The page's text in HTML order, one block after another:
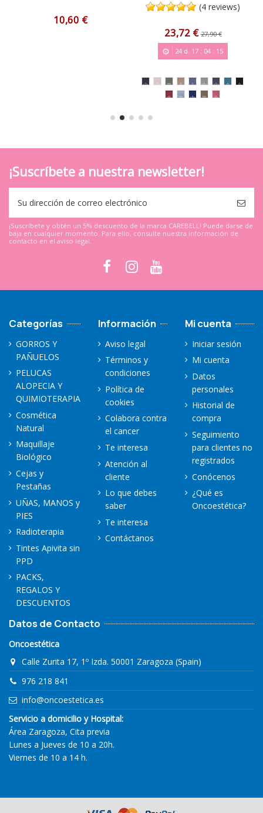
10,60 €
(4 reviews)
23,72 €27,90 €
24d. 17: 04: 14
¡Suscríbete a nuestra newsletter!
¡Suscríbete y obtén un 5% descuento de la marca CAREBELL! Puede darse de
baja en cualquier momento. Para ello, consulte nuestra información de
contacto en el aviso legal.
Categorías
GORROS Y
PAÑUELOS
PELUCAS
ALOPECIA Y
QUIMIOTERAPIA
Cosmética
Natural
Maquillaje
Biológico
Cejas y
Pestañas
UÑAS, MANOS y
PIES
Radioterapia
Tintes Apivita sin
PPD
PACKS,
REGALOS Y
DESCUENTOS
Información
Aviso legal
Términos y
condiciones
Política de
cookies
Colabora contra
el cancer
Te interesa
Atención al
cliente
Lo que debes
saber
Te interesa
Contáctanos
Mi cuenta
Iniciar sesión
Mi cuenta
Datos
personales
Historial de
compra
Seguimiento
para clientes no
registrados
Conócenos
¿Qué es
Oncoestética?
Datos de Contacto
Oncoestética
Calle Zurita 17, 1º Izda. 50001 Zaragoza (Spain)
976 218 841
info@oncoestetica.es
Servicio a domicilio y Hospital:
Área Zaragoza, Cita previa
Lunes a Jueves de 10 a 20h.
Viernes de 10 a 14 h.